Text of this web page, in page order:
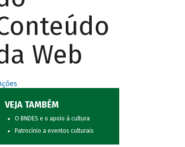
Web
VEJA TAMBÉM
O BNDES e o apoio à cultura
Patrocínio a eventos culturais